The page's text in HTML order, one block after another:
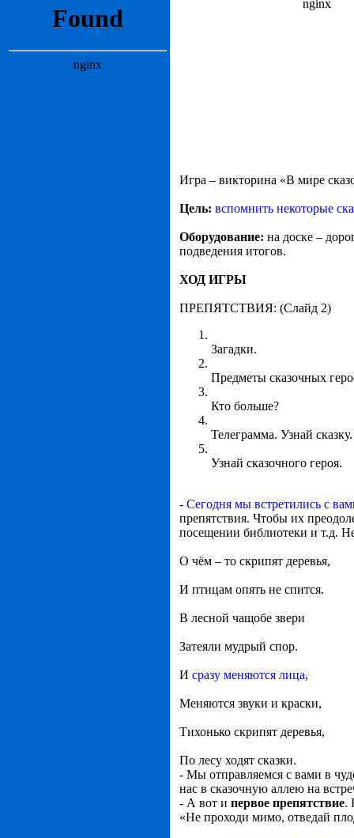
Игра – викторина «В мире
Цель: вспомнить некоторые
Оборудование: на доске –
подведения итогов.
ХОД ИГРЫ
ПРЕПЯТСТВИЯ: (Слайд 2)
Загадки.
Предметы сказочных
Кто больше?
Телеграмма. Узнай сказку.
Узнай сказочного героя.
- Сегодня мы встретились с
препятствия. Чтобы их
посещении библиотеки и т.д.
О чём – то скрипят деревья,
И птицам опять не спится.
В лесной чащобе звери
Затеяли мудрый спор.
И сразу меняются лица,
Меняются звуки и краски,
Тихонько скрипят деревья,
По лесу ходят сказки.
- Мы отправляемся с вами в
нас в сказочную аллею на
- А вот и первое препятствие.
«Не проходи мимо, отведай